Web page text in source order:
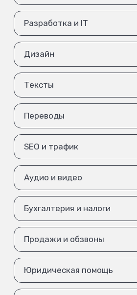
Разработка и IT
Дизайн
Тексты
Переводы
SEO и трафик
Аудио и видео
Бухгалтерия и налоги
Продажи и обзвоны
Юридическая помощь